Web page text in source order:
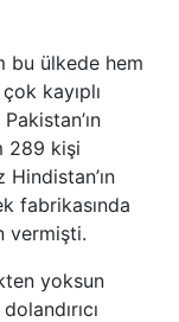
bu ülkede hem
kayıplı
289 kişi
fabrikasında
vermişti.
yoksun